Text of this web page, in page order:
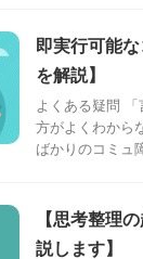
即実行可能
を解説】
よくある疑問
方がよくわから
ばかりのコミュ
【思考整理
説します】